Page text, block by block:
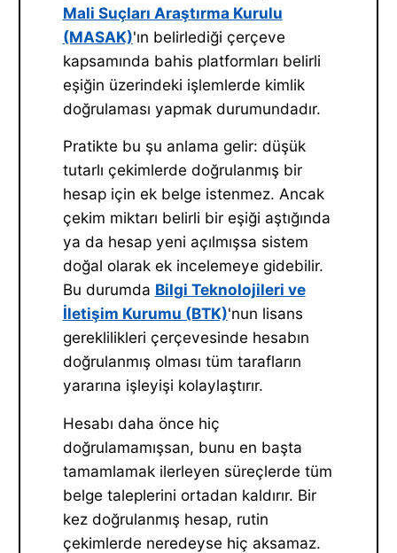
Mali Suçları Araştırma Kurulu
(MASAK)'ın belirlediği çerçeve
kapsamında bahis platformları belirli
eşiğin üzerindeki işlemlerde kimlik
doğrulaması yapmak durumundadır.
Pratikte bu şu anlama gelir: düşük
tutarlı çekimlerde doğrulanmış bir
hesap için ek belge istenmez. Ancak
çekim miktarı belirli bir eşiği aştığında
ya da hesap yeni açılmışsa sistem
doğal olarak ek incelemeye gidebilir.
Bu durumda Bilgi Teknolojileri ve
İletişim Kurumu (BTK)'nun lisans
gereklilikleri çerçevesinde hesabın
doğrulanmış olması tüm tarafların
yararına işleyişi kolaylaştırır.
Hesabı daha önce hiç
doğrulamamışsan, bunu en başta
tamamlamak ilerleyen süreçlerde tüm
belge taleplerini ortadan kaldırır. Bir
kez doğrulanmış hesap, rutin
çekimlerde neredeyse hiç aksamaz.